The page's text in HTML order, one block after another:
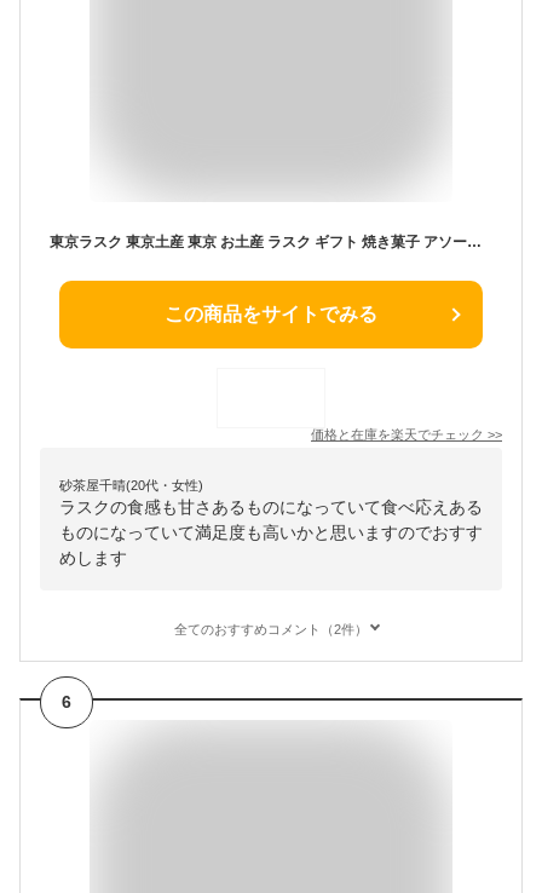
東京ラスク 東京土産 東京 お土産 ラスク ギフト 焼き菓子 アソート2種詰合せ16枚入 キャラメル シュガーバター 自分ギフト 帰省土産 プレゼント 春ギフト お返し お祝い 卒業 入学 退職 詰め合わせ ラスク 洋菓子 焼菓子 スイーツ
この商品をサイトでみる
価格と在庫を楽天でチェック >>
砂茶屋千晴(20代・女性)
ラスクの食感も甘さあるものになっていて食べ応えある
ものになっていて満足度も高いかと思いますのでおすす
めします
全てのおすすめコメント（2件）
6